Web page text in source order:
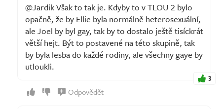
@Jardik Však to tak je. Kdyby to v TLOU 2 bylo
opačně, že by Ellie byla normálně heterosexuální,
ale Joel by byl gay, tak by to dostalo ještě tisíckrát
větší hejt. Být to postavené na této skupině, tak
by byla lesba do každé rodiny, ale všechny gaye by
utloukli.
3
Odpovědět